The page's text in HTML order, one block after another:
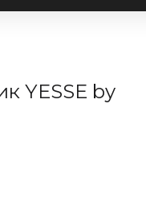
YESSE by